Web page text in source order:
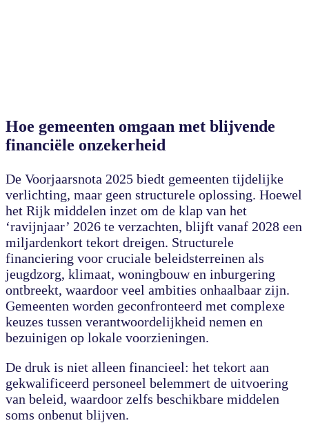
Hoe gemeenten omgaan met blijvende
financiële onzekerheid
De Voorjaarsnota 2025 biedt gemeenten tijdelijke
verlichting, maar geen structurele oplossing. Hoewel
het Rijk middelen inzet om de klap van het
‘ravijnjaar’ 2026 te verzachten, blijft vanaf 2028 een
miljardenkort tekort dreigen. Structurele
financiering voor cruciale beleidsterreinen als
jeugdzorg, klimaat, woningbouw en inburgering
ontbreekt, waardoor veel ambities onhaalbaar zijn.
Gemeenten worden geconfronteerd met complexe
keuzes tussen verantwoordelijkheid nemen en
bezuinigen op lokale voorzieningen.
De druk is niet alleen financieel: het tekort aan
gekwalificeerd personeel belemmert de uitvoering
van beleid, waardoor zelfs beschikbare middelen
soms onbenut blijven.